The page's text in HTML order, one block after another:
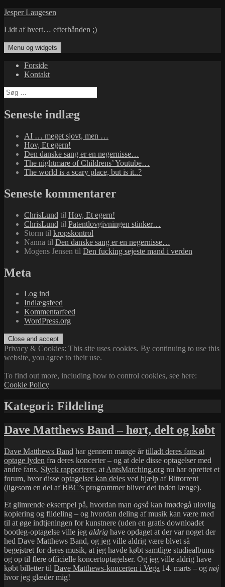
Hop
indhold
Jesper Laugesen
Lidt af hvert… efterhånden ;)
Menu og widgets
Forside
Kontakt
Søg
efter:
Seneste indlæg
AI … meget sjovt, men …
Hov, Et egern!
Den danske sang er en negernisse…
The nightmare of Childrens’ Youtube…
The world is a scary place, but is it..?
Seneste kommentarer
ChrisLund til Hov, Et egern!
ChrisLund til Patentlovgivningen stinker…
Storm til kropskontrol
Nanna til Den danske sang er en negernisse…
Mogens Jensen til Den fucking sejeste mand i verden
Meta
Log ind
Indlægsfeed
Kommentarfeed
WordPress.org
Privacy & Cookies: This site uses cookies. By continuing to use this
website, you agree to their use.
To find out more, including how to control cookies, see here:
Cookie Policy
Kategori: Fildeling
Dave Matthews Band – hørt, delt og købt
Dave Matthews Band har gennem mange årtilladt deres fans at
optage lyden fra deres koncerter – og at dele disse optagelser med
andre fans. Slyck rapporterer, at AntsMarching.org nu har oprettet et
forum, hvor disse optagelser kan deles ved hjælp af Bittorrent
(ligesom en del afBBC’s programmerbliver det inden længe).
Et glimrende eksempel på, hvordan man også kan imødegå ulovlig
kopiering og fildeling – og hvordan deling af musik kan være med
til at øge indtjeningen for kunstnere (uden en gratis downloadet
bootleg-optagelse ville jeg aldrig have opdaget at der var noget der
hed Dave Matthews Band, og jeg ville aldrig være blvet så
begejstret for deres musik, at jeg havde købt samtlige studiealbums
og op til flere officielle koncertoptagelser. Og jeg ville aldrig have
købt billetter til Dave Matthews-koncerten i Vega 14. marts – og nøj
hvor jeg glæder mig!